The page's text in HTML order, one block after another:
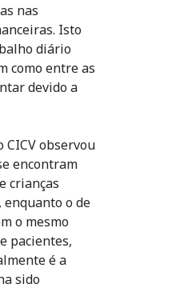
nas
Isto
diário
como entre as
devido a
CICV observou
encontram
crianças
o de
o mesmo
pacientes,
é a
sido